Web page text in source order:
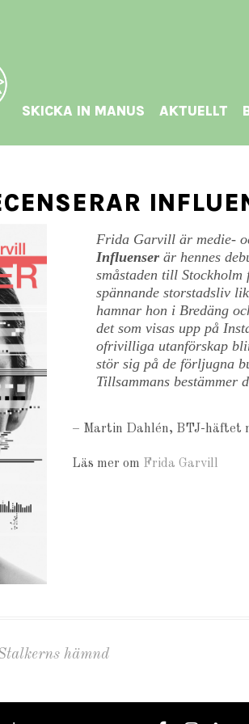
SKICKA IN MANUS AKTUELLT
Frida Garvill är medie-
Influenserär hennes
småstaden till
spännande storstadsliv
hamnar hon i Bredäng
det som visas upp på
ofrivilliga utanförskap
stör sig på de förljugna
Tillsammans bestämmer
– Martin Dahlén, BTJ-häftet
Läs mer om Frida Garvill
hämnd